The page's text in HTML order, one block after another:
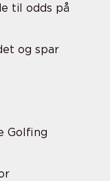
til odds på
og spar
Golfing